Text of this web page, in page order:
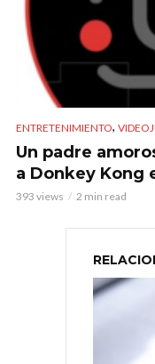
ENTRETENIMIENTO,
Un padre
a Donkey Kong
393 views 2 min read